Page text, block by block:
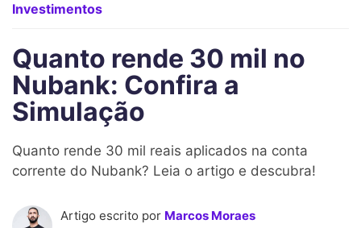
Investimentos
Quanto rende 30 mil no
Nubank: Confira a
Simulação
Quanto rende 30 mil reais aplicados na conta
corrente do Nubank? Leia o artigo e descubra!
Artigo escrito por Marcos Moraes